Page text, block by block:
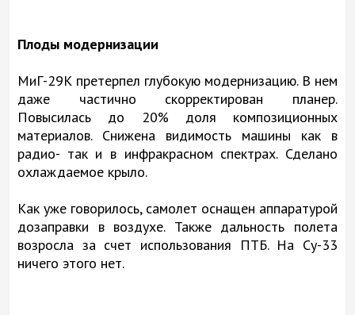
Плоды модернизации
МиГ-29К претерпел глубокую модернизацию. В нем
даже частично скорректирован планер.
Повысилась до 20% доля композиционных
материалов. Снижена видимость машины как в
радио- так и в инфракрасном спектрах. Сделано
охлаждаемое крыло.
Как уже говорилось, самолет оснащен аппаратурой
дозаправки в воздухе. Также дальность полета
возросла за счет использования ПТБ. На Су-33
ничего этого нет.